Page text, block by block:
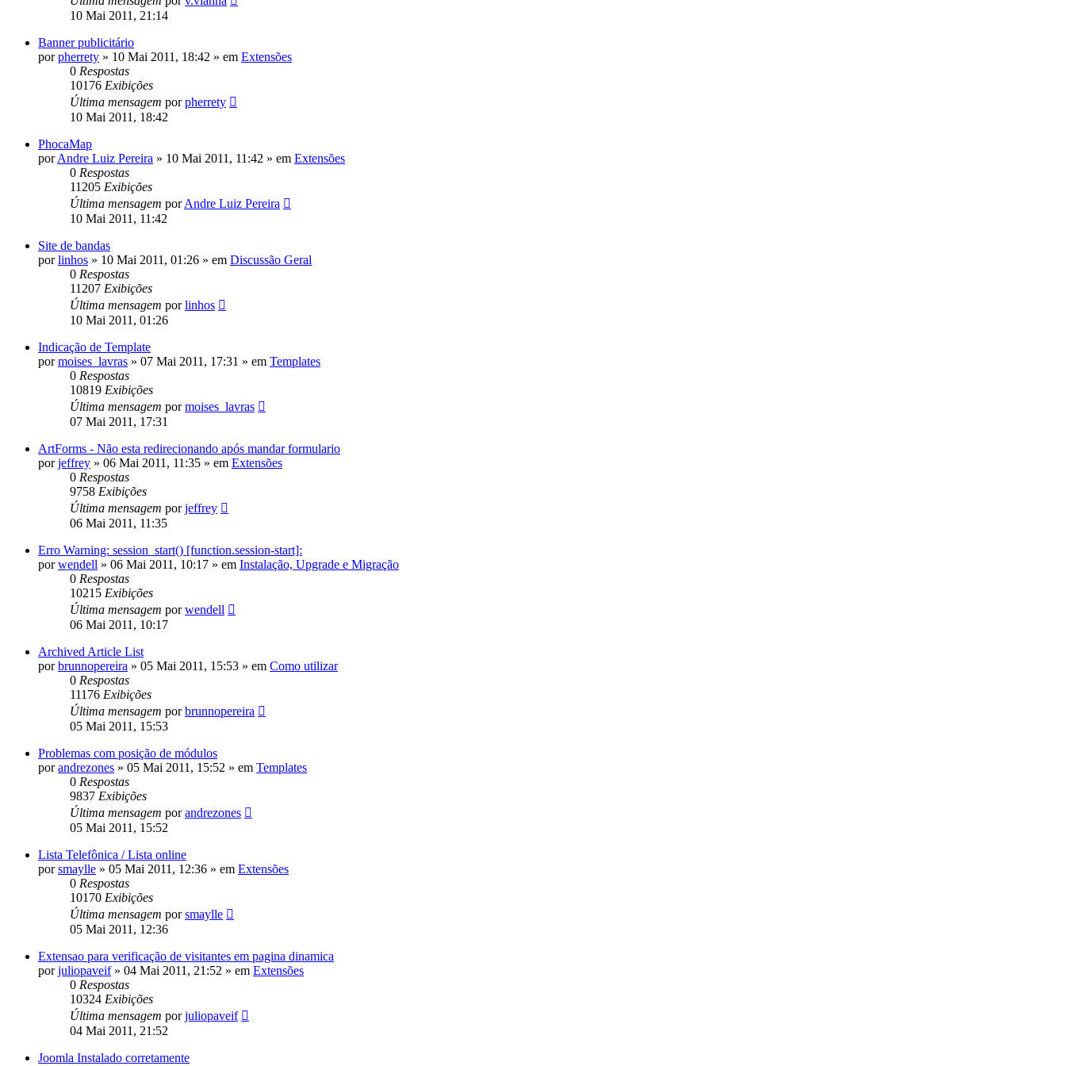
10 Mai 2011, 21:14
Banner publicitário
porpherrety » 10 Mai 2011, 18:42 » em Extensões
0 Respostas
10176 Exibições
Última mensagem porpherrety
10 Mai 2011, 18:42
PhocaMap
porAndre Luiz Pereira » 10 Mai 2011, 11:42 » em Extensões
0 Respostas
11205 Exibições
Última mensagem porAndre Luiz Pereira
10 Mai 2011, 11:42
Site de bandas
porlinhos » 10 Mai 2011, 01:26 » em Discussão Geral
0 Respostas
11207 Exibições
Última mensagem porlinhos
10 Mai 2011, 01:26
Indicação de Template
pormoises_lavras » 07 Mai 2011, 17:31 » em Templates
0 Respostas
10819 Exibições
Última mensagem pormoises_lavras
07 Mai 2011, 17:31
ArtForms - Não esta redirecionando após mandar formulario
porjeffrey » 06 Mai 2011, 11:35 » em Extensões
0 Respostas
9758 Exibições
Última mensagem porjeffrey
06 Mai 2011, 11:35
Erro Warning: session_start() [function.session-start]:
porwendell » 06 Mai 2011, 10:17 » em Instalação, Upgrade e Migração
0 Respostas
10215 Exibições
Última mensagem porwendell
06 Mai 2011, 10:17
Archived Article List
porbrunnopereira » 05 Mai 2011, 15:53 » em Como utilizar
0 Respostas
11176 Exibições
Última mensagem porbrunnopereira
05 Mai 2011, 15:53
Problemas com posição de módulos
porandrezones » 05 Mai 2011, 15:52 » em Templates
0 Respostas
9837 Exibições
Última mensagem porandrezones
05 Mai 2011, 15:52
Lista Telefônica / Lista online
porsmaylle » 05 Mai 2011, 12:36 » em Extensões
0 Respostas
10170 Exibições
Última mensagem porsmaylle
05 Mai 2011, 12:36
Extensao para verificação de visitantes em pagina dinamica
porjuliopaveif» 04 Mai 2011, 21:52 » em Extensões
0 Respostas
10324 Exibições
Última mensagem porjuliopaveif
04 Mai 2011, 21:52
Joomla Instalado corretamente